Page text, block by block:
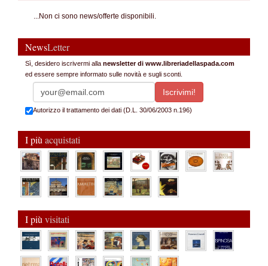
...Non ci sono news/offerte disponibili.
NewsLetter
Sì, desidero iscrivermi alla newsletter di www.libreriadellaspada.com
ed essere sempre informato sulle novità e sugli sconti.
Autorizzo il trattamento dei dati (D.L. 30/06/2003 n.196)
I più acquistati
I più visitati